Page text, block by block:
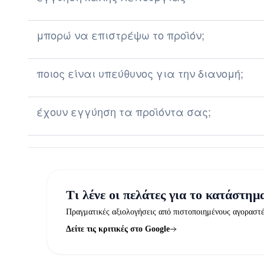
μπορώ να επιστρέψω το προϊόν;
ποιος είναι υπεύθυνος για την διανομή;
έχουν εγγύηση τα προϊόντα σας;
Τι λένε οι πελάτες για το
Πραγματικές αξιολογήσεις από πιστοποιημένους
Δείτε τις κριτικές στο Google